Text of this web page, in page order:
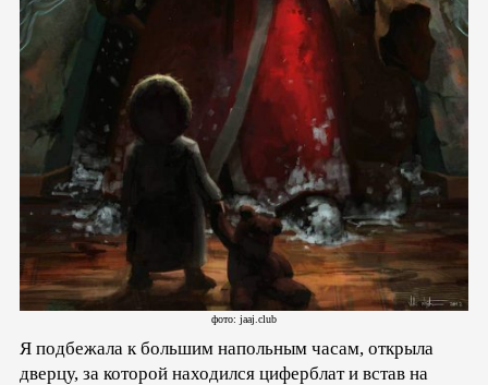
фото: jaaj.club
Я подбежала к большим напольным часам, открыла
дверцу, за которой находился циферблат и встав на